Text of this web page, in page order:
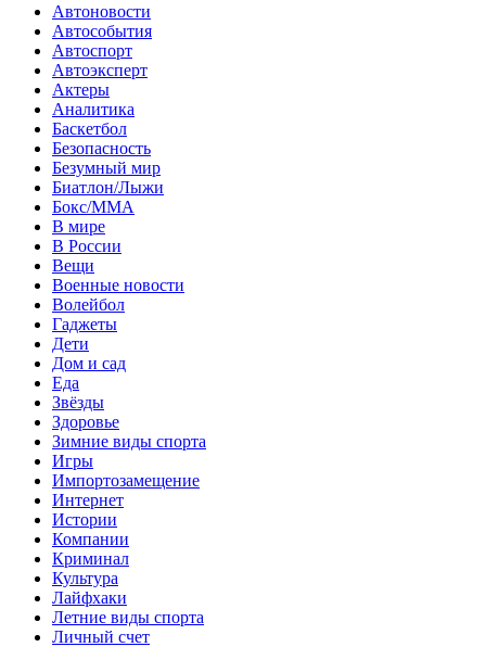
Автоновости
Автособытия
Автоспорт
Автоэксперт
Актеры
Аналитика
Баскетбол
Безопасность
Безумный мир
Биатлон/Лыжи
Бокс/MMA
В мире
В России
Вещи
Военные новости
Волейбол
Гаджеты
Дети
Дом и сад
Еда
Звёзды
Здоровье
Зимние виды спорта
Игры
Импортозамещение
Интернет
Истории
Компании
Криминал
Культура
Лайфхаки
Летние виды спорта
Личный счет